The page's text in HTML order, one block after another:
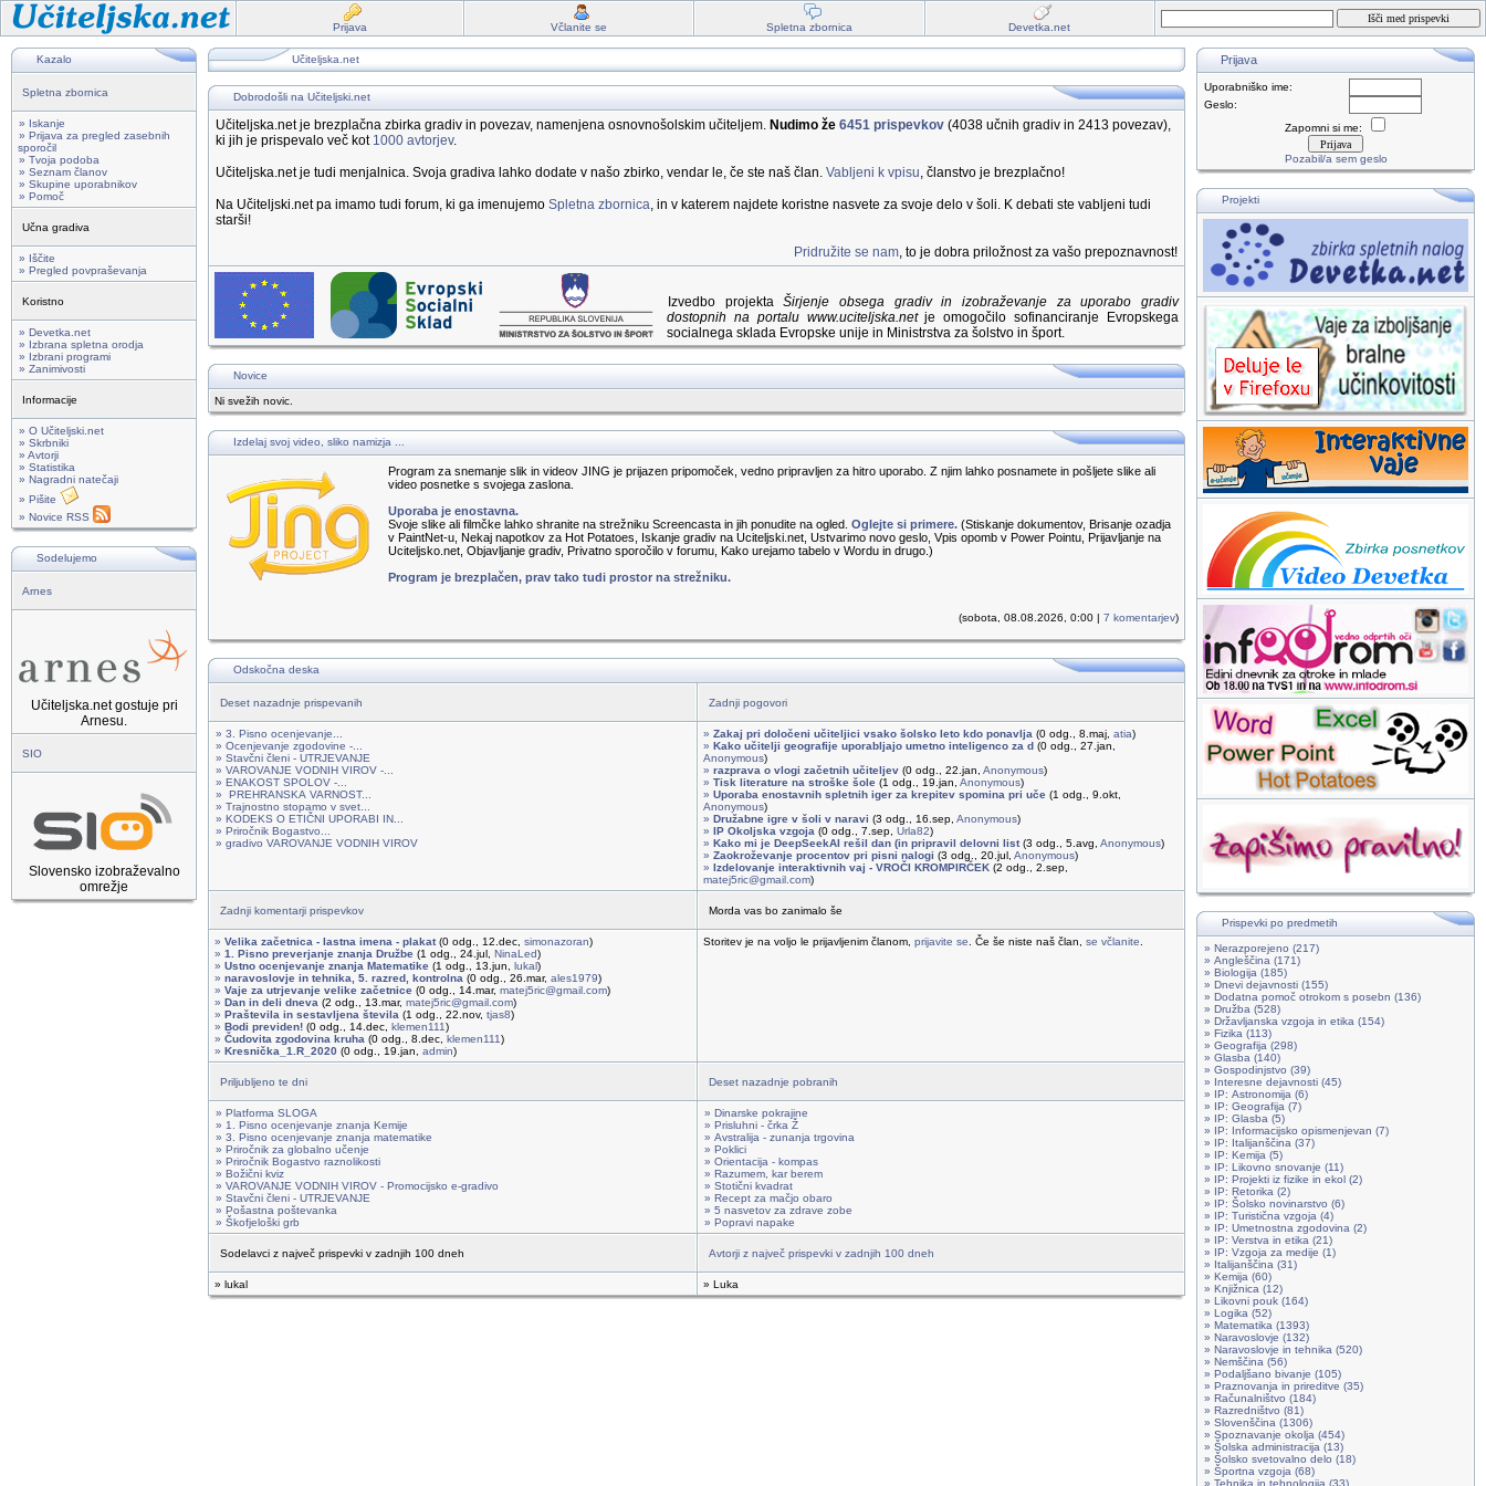
Prijava Včlanite se Spletna zbornica Devetka.net
Kazalo
Spletna zbornica
» Iskanje
» Prijava za pregled zasebnih
sporočil
» Tvoja podoba
» Seznam članov
» Skupine uporabnikov
» Pomoč
Učna gradiva
» Iščite
» Pregled povpraševanja
Koristno
» Devetka.net
» Izbrana spletna orodja
» Izbrani programi
» Zanimivosti
Informacije
» O Učiteljski.net
» Skrbniki
» Avtorji
» Statistika
» Nagradni natečaji
» Pišite
» Novice RSS
Sodelujemo
Arnes
Učiteljska.net gostuje pri
Arnesu.
SIO
Slovensko izobraževalno
omrežje
Učiteljska.net
Dobrodošli na Učiteljski.net
Učiteljska.net je brezplačna zbirka gradiv in povezav, namenjena osnovnošolskim učiteljem. Nudimo že 6451 prispevkov (4038 učnih gradiv in 2413 povezav),
ki jih je prispevalo več kot 1000 avtorjev.
Učiteljska.net je tudi menjalnica. Svoja gradiva lahko dodate v našo zbirko, vendar le, če ste naš član. Vabljeni k vpisu, članstvo je brezplačno!
Na Učiteljski.net pa imamo tudi forum, ki ga imenujemo Spletna zbornica, in v katerem najdete koristne nasvete za svoje delo v šoli. K debati ste vabljeni tudi
starši!
Pridružite se nam, to je dobra priložnost za vašo prepoznavnost!
Izvedbo projektaŠirjenje obsega gradiv in izobraževanje za uporabo gradiv
dostopnih na portalu www.uciteljska.netje omogočilo sofinanciranje Evropskega
socialnega sklada Evropske unije in Ministrstva za šolstvo in šport.
Novice
Ni svežih novic.
Izdelaj svoj video, sliko namizja ...
Program za snemanje slik in videov JING je prijazen pripomoček, vedno pripravljen za hitro uporabo. Z njim lahko posnamete in pošljete slike ali
video posnetke s svojega zaslona.
Uporaba je enostavna.
Svoje slike ali filmčke lahko shranite na strežniku Screencasta in jih ponudite na ogled. Oglejte si primere. (Stiskanje dokumentov, Brisanje ozadja
v PaintNet-u, Nekaj napotkov za Hot Potatoes, Iskanje gradiv na Uciteljski.net, Ustvarimo novo geslo, Vpis opomb v Power Pointu, Prijavljanje na
Uciteljsko.net, Objavljanje gradiv, Privatno sporočilo v forumu, Kako urejamo tabelo v Wordu in drugo.)
Program je brezplačen, prav tako tudi prostor na strežniku.
(sobota, 08.08.2026, 0:00 | 7 komentarjev)
Odskočna deska
Deset nazadnje prispevanih Zadnji pogovori
» 3. Pisno ocenjevanje...
» Ocenjevanje zgodovine -...
» Stavčni členi - UTRJEVANJE
» VAROVANJE VODNIH VIROV -...
» ENAKOST SPOLOV -...
» PREHRANSKA VARNOST...
» Trajnostno stopamo v svet...
» KODEKS O ETIČNI UPORABI IN...
» Priročnik Bogastvo...
» gradivo VAROVANJE VODNIH VIROV
» Zakaj pri določeni učiteljici vsako šolsko leto kdo ponavlja (0 odg., 8.maj, atia)
» Kako učitelji geografije uporabljajo umetno inteligenco za d (0 odg., 27.jan,
Anonymous)
» razprava o vlogi začetnih učiteljev (0 odg., 22.jan, Anonymous)
» Tisk literature na stroške šole (1 odg., 19.jan, Anonymous)
» Uporaba enostavnih spletnih iger za krepitev spomina pri uče (1 odg., 9.okt,
Anonymous)
» Družabne igre v šoli v naravi (3 odg., 16.sep, Anonymous)
» IP Okoljska vzgoja (0 odg., 7.sep, Urla82)
» Kako mi je DeepSeekAI rešil dan (in pripravil delovni list(3 odg., 5.avg, Anonymous)
» Zaokroževanje procentov pri pisni nalogi (3 odg., 20.jul, Anonymous)
» Izdelovanje interaktivnih vaj - VROČI KROMPIRČEK (2 odg., 2.sep,
matej5ric@gmail.com)
Zadnji komentarji prispevkov Morda vas bo zanimalo še
» Velika začetnica - lastna imena - plakat(0 odg., 12.dec, simonazoran)
» 1. Pisno preverjanje znanja Družbe (1 odg., 24.jul, NinaLed)
» Ustno ocenjevanje znanja Matematike (1 odg., 13.jun, lukal)
» naravoslovje in tehnika, 5. razred, kontrolna (0 odg., 26.mar, ales1979)
» Vaje za utrjevanje velike začetnice (0 odg., 14.mar, matej5ric@gmail.com)
» Dan in deli dneva (2 odg., 13.mar, matej5ric@gmail.com)
» Praštevila in sestavljena števila (1 odg., 22.nov, tjas8)
» Bodi previden! (0 odg., 14.dec, klemen111)
» Čudovita zgodovina kruha (0 odg., 8.dec, klemen111)
» Kresnička_1.R_2020 (0 odg., 19.jan, admin)
Storitev je na voljo le prijavljenim članom, prijavite se . Če še niste naš član, se včlanite
Priljubljeno te dni Deset nazadnje pobranih
» Platforma SLOGA
» 1. Pisno ocenjevanje znanja Kemije
» 3. Pisno ocenjevanje znanja matematike
» Priročnik za globalno učenje
» Priročnik Bogastvo raznolikosti
» Božični kviz
» VAROVANJE VODNIH VIROV - Promocijsko e-gradivo
» Stavčni členi - UTRJEVANJE
» Pošastna poštevanka
» Škofjeloški grb
» Dinarske pokrajine
» Prisluhni - črka Ž
» Avstralija - zunanja trgovina
» Poklici
» Orientacija - kompas
» Razumem, kar berem
» Stotični kvadrat
» Recept za mačjo obaro
» 5 nasvetov za zdrave zobe
» Popravi napake
Sodelavci z največ prispevki v zadnjih 100 dneh Avtorji z največ prispevki v zadnjih 100 dneh
» lukal » Luka
Prijava
Uporabniško ime:
Geslo:
Zapomni si me:
Pozabil/a sem geslo
Projekti
Prispevki po predmetih
» Nerazporejeno (217)
» Angleščina (171)
» Biologija (185)
» Dnevi dejavnosti (155)
» Dodatna pomoč otrokom s posebn (136)
» Družba (528)
» Državljanska vzgoja in etika (154)
» Fizika (113)
» Geografija (298)
» Glasba (140)
» Gospodinjstvo (39)
» Interesne dejavnosti (45)
» IP: Astronomija (6)
» IP: Geografija (7)
» IP: Glasba (5)
» IP: Informacijsko opismenjevan (7)
» IP: Italijanščina (37)
» IP: Kemija (5)
» IP: Likovno snovanje (11)
» IP: Projekti iz fizike in ekol (2)
» IP: Retorika (2)
» IP: Šolsko novinarstvo (6)
» IP: Turistična vzgoja (4)
» IP: Umetnostna zgodovina (2)
» IP: Verstva in etika (21)
» IP: Vzgoja za medije (1)
» Italijanščina (31)
» Kemija (60)
» Knjižnica (12)
» Likovni pouk (164)
» Logika (52)
» Matematika (1393)
» Naravoslovje (132)
» Naravoslovje in tehnika (520)
» Nemščina (56)
» Podaljšano bivanje (105)
» Praznovanja in prireditve (35)
» Računalništvo (184)
» Razredništvo (81)
» Slovenščina (1306)
» Spoznavanje okolja (454)
» Šolska administracija (13)
» Šolsko svetovalno delo (18)
» Športna vzgoja (68)
» Tehnika in tehnologija (33)